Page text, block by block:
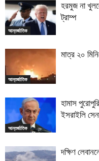
আন্তর্জাতিক
হরমুজ না
ট্রাম্প
আন্তর্জাতিক
মাত্র ২০
আন্তর্জাতিক
হামাস
ইসরাইলি
দক্ষিণ